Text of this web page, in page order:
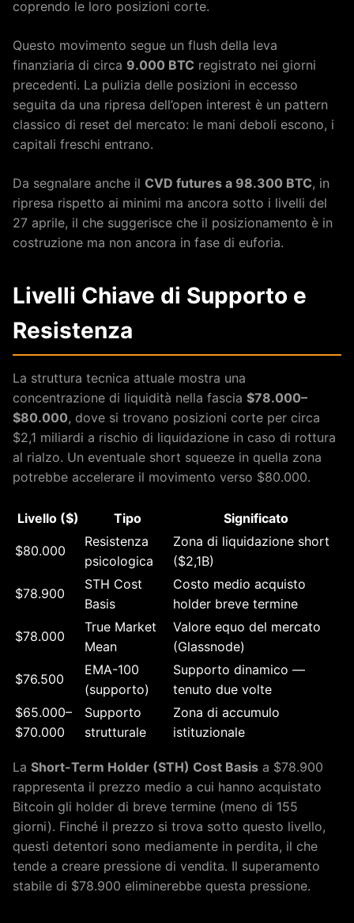
coprendo le loro posizioni corte.
Questo movimento segue un flush della leva
finanziaria di circa 9.000 BTC registrato nei giorni
precedenti. La pulizia delle posizioni in eccesso
seguita da una ripresa dell’open interest è un pattern
classico di reset del mercato: le mani deboli escono, i
capitali freschi entrano.
Da segnalare anche il CVD futures a 98.300 BTC, in
ripresa rispetto ai minimi ma ancora sotto i livelli del
27 aprile, il che suggerisce che il posizionamento è in
costruzione ma non ancora in fase di euforia.
Livelli Chiave di Supporto e
Resistenza
La struttura tecnica attuale mostra una
concentrazione di liquidità nella fascia $78.000–
$80.000, dove si trovano posizioni corte per circa
$2,1 miliardi a rischio di liquidazione in caso di rottura
al rialzo. Un eventuale short squeeze in quella zona
potrebbe accelerare il movimento verso $80.000.
Livello ($) Tipo Significato
$80.000
Resistenza
psicologica
Zona di liquidazione short
($2,1B)
$78.900
STH Cost
Basis
Costo medio acquisto
holder breve termine
$78.000
True Market
Mean
Valore equo del mercato
(Glassnode)
$76.500
EMA-100
(supporto)
Supporto dinamico —
tenuto due volte
$65.000–
$70.000
Supporto
strutturale
Zona di accumulo
istituzionale
La Short-Term Holder (STH) Cost Basis a $78.900
rappresenta il prezzo medio a cui hanno acquistato
Bitcoin gli holder di breve termine (meno di 155
giorni). Finché il prezzo si trova sotto questo livello,
questi detentori sono mediamente in perdita, il che
tende a creare pressione di vendita. Il superamento
stabile di $78.900 eliminerebbe questa pressione.